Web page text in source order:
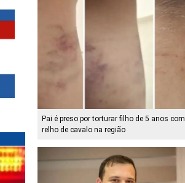
Pai é preso por torturar filho de 5 anos com
relho de cavalo na região